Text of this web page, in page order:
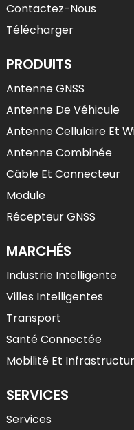
Contactez-Nous
Télécharger
PRODUITS
Antenne GNSS
Antenne De Véhicule
Antenne Cellulaire Et
Antenne Combinée
Câble Et Connecteur
Module
Récepteur GNSS
MARCHÉS
Industrie Intelligente
Villes Intelligentes
Transport
Santé Connectée
Mobilité Et
SERVICES
Services